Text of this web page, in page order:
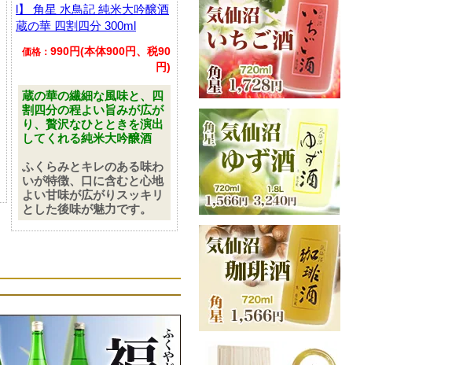
l】 角星 水鳥記 純米大吟醸酒
蔵の華 四割四分 300ml
価格： 990円(本体900円、税90
円)
蔵の華の繊細な風味と、四
割四分の程よい旨みが広が
り、贅沢なひとときを演出
してくれる純米大吟醸酒
ふくらみとキレのある味わ
いが特徴、口に含むと心地
よい甘味が広がりスッキリ
とした後味が魅力です。